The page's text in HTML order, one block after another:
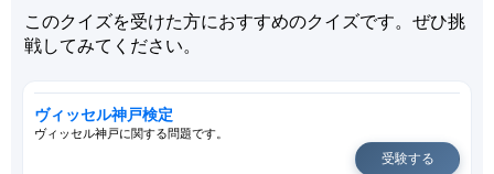
このクイズを受けた方におすすめのクイズです。ぜひ挑
戦してみてください。
ヴィッセル神戸検定
ヴィッセル神戸に関する問題です。
受験する